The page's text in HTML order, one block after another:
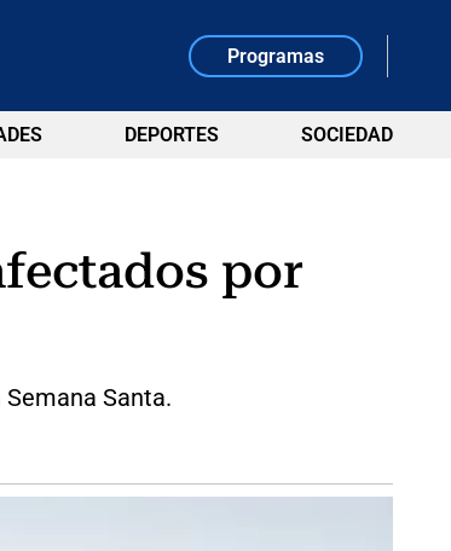
Programas
DEPORTES SOCIEDAD
por
Santa.